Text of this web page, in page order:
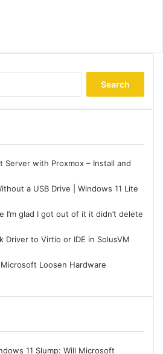
Server with Proxmox – Install and
a USB Drive | Windows 11 Lite
I’m glad I got out of it it didn’t delete
Driver to Virtio or IDE in SolusVM
Loosen Hardware
11 Slump: Will Microsoft